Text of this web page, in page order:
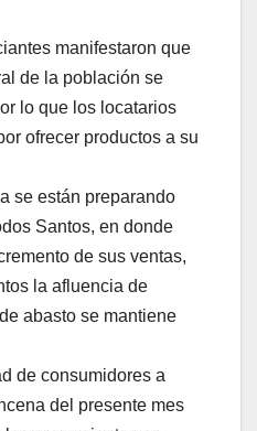
manifestaron que
de la población se
lo que los locatarios
ofrecer productos a su
se están preparando
Santos, en donde
de sus ventas,
la afluencia de
abasto se mantiene
de consumidores a
del presente mes